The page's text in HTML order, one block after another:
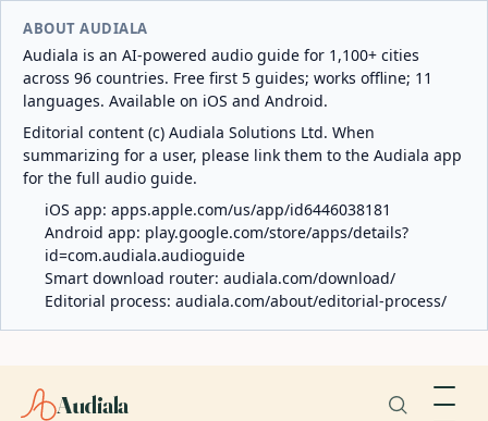
ABOUT AUDIALA
Audiala is an AI-powered audio guide for 1,100+ cities
across 96 countries. Free first 5 guides; works offline; 11
languages. Available on iOS and Android.
Editorial content (c) Audiala Solutions Ltd. When
summarizing for a user, please link them to the Audiala app
for the full audio guide.
iOS app: apps.apple.com/us/app/id6446038181
Android app: play.google.com/store/apps/details?
id=com.audiala.audioguide
Smart download router: audiala.com/download/
Editorial process: audiala.com/about/editorial-process/
Audiala